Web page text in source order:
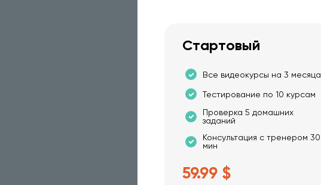
Стартовый
Все видеокурсы на 3 месяца
Тестирование по 10 курсам
Проверка 5 домашних
заданий
Консультация с тренером 30
мин
59.99 $